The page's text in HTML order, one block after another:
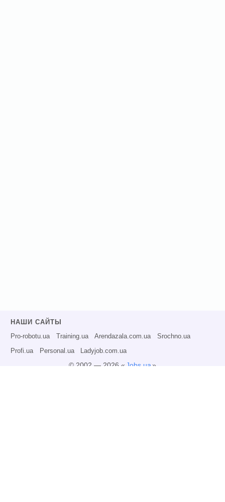
НАШИ САЙТЫ
Pro-robotu.ua Training.ua Arendazala.com.ua Srochno.ua
Profi.ua Personal.ua Ladyjob.com.ua
© 2002 — 2026 « Jobs.ua»